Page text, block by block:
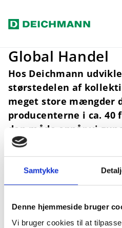
Samtykke
Denne hjemmeside bruger
Vi bruger cookies til at
Spring til hovedindhold
Home Værdier Global Handel
Global Handel
Hos Deichmann
størstedelen af
meget store mængder
producenterne i ca. 40
den måde opnår vi
lader gå videre til